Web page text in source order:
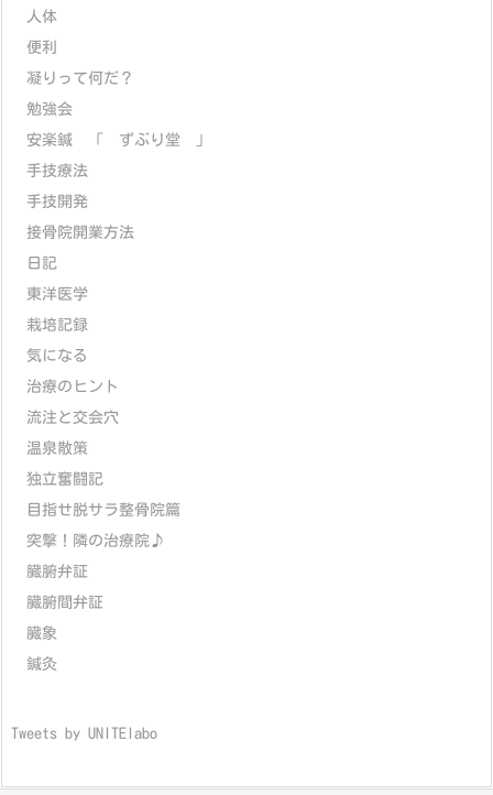
人体
便利
凝りって何だ？
勉強会
安楽鍼 「 ずぶり堂 」
手技療法
手技開発
接骨院開業方法
日記
東洋医学
栽培記録
気になる
治療のヒント
流注と交会穴
温泉散策
独立奮闘記
目指せ脱サラ整骨院篇
突撃！隣の治療院♪
臓腑弁証
臓腑間弁証
臓象
鍼灸
Tweets by UNITElabo